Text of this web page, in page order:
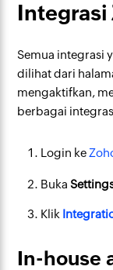
Integrasi
Semua integrasi
dilihat dari
mengaktifkan,
berbagai
Login ke
Buka
Klik
In-house